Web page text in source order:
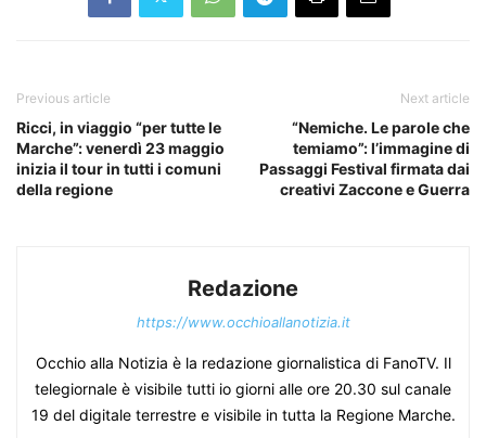
Previous article
Ricci, in viaggio “per tutte le
Marche”: venerdì 23 maggio
inizia il tour in tutti i comuni
della regione
Next article
“Nemiche. Le parole che
temiamo”: l’immagine di
Passaggi Festival firmata dai
creativi Zaccone e Guerra
Redazione
https://www.occhioallanotizia.it
Occhio alla Notizia è la redazione giornalistica di FanoTV. Il
telegiornale è visibile tutti io giorni alle ore 20.30 sul canale
19 del digitale terrestre e visibile in tutta la Regione Marche.